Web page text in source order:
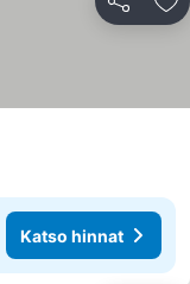
Jaa
Katso hinnat